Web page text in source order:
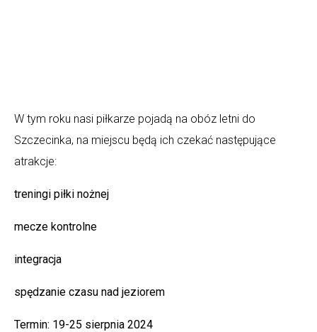
W tym roku nasi piłkarze pojadą na obóz letni do
Szczecinka, na miejscu będą ich czekać następujące
atrakcje:
treningi piłki nożnej
mecze kontrolne
integracja
spędzanie czasu nad jeziorem
Termin: 19-25 sierpnia 2024